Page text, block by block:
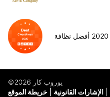
©يوروب كار 2026
خريطة الموقع
الإشارات القانونية